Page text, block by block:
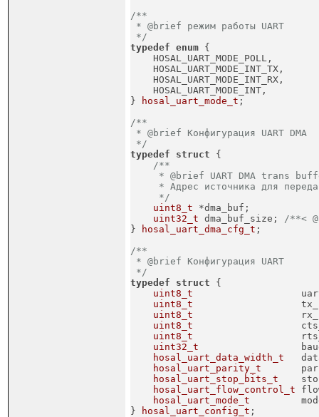
/**
* @brief режим работы UART
*/
typedef enum {
}
hosal_uart_mode_t ;
/**
* @brief Конфигурация UART DMA
*/
typedef
struct {
/**
* @brief UART DMA trans
* Адрес источника для
     */
uint8_t *dma_buf;
uint32_t dma_buf_size; /**<
}
hosal_uart_dma_cfg_t ;
/**
* @brief Конфигурация UART
*/
typedef
struct {
uint8_t
uint8_t
uint8_t
uint8_t
uint8_t
uint32_t
hosal_uart_data_width_t
hosal_uart_parity_t
hosal_uart_stop_bits_t
hosal_uart_flow_control_t
hosal_uart_mode_t
}
hosal_uart_config_t ;